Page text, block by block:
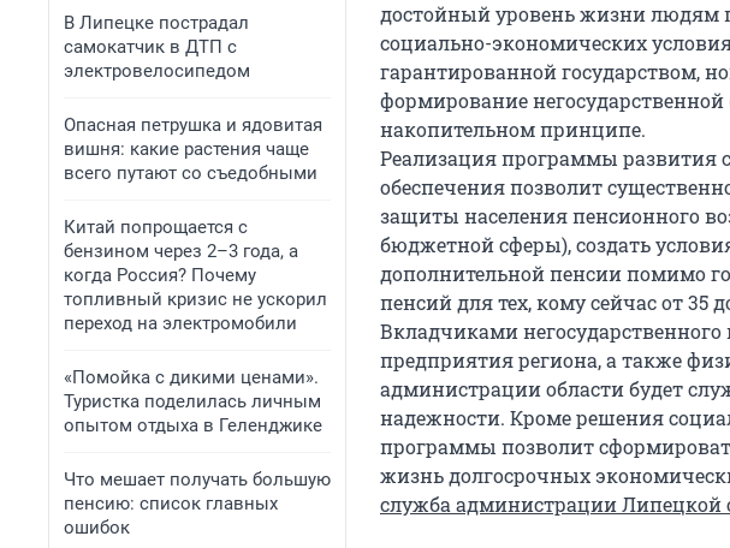
В Липецке пострадал
самокатчик в ДТП с
электровелосипедом
Опасная петрушка и ядовитая
вишня: какие растения чаще
всего путают со съедобными
Китай попрощается с
бензином через 2–3 года, а
когда Россия? Почему
топливный кризис не ускорил
переход на электромобили
«Помойка с дикими ценами».
Туристка поделилась личным
опытом отдыха в Геленджике
Что мешает получать большую
пенсию: список главных
ошибок
достойный уровень жизни людям
социально-экономических
гарантированной государством,
формирование
накопительном принципе.
Реализация программы развития
обеспечения позволит
защиты населения пенсионного
бюджетной сферы), создать
дополнительной пенсии помимо
пенсий для тех, кому сейчас от 35
Вкладчиками
предприятия региона, а также
администрации области будет
надежности. Кроме решения
программы позволит
жизнь долгосрочных
служба администрации Липецкой